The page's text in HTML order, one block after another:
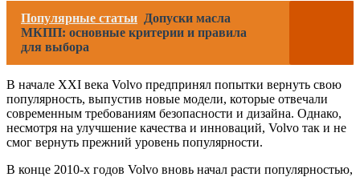
Популярные статьи Допуски масла
МКПП: основные критерии и правила
для выбора
В начале XXI века Volvo предпринял попытки вернуть свою
популярность, выпустив новые модели, которые отвечали
современным требованиям безопасности и дизайна. Однако,
несмотря на улучшение качества и инноваций, Volvo так и не
смог вернуть прежний уровень популярности.
В конце 2010-х годов Volvo вновь начал расти популярностью,